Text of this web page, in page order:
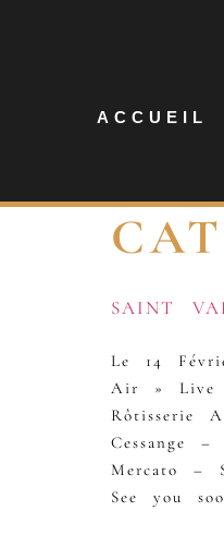
ACCUEIL
SAINT
Le 14
Air » Live
Rôtisserie
Cessange
Mercato –
See you